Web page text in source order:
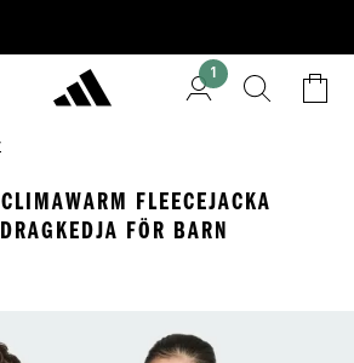
1
FLEECEJACKA
FÖR BARN